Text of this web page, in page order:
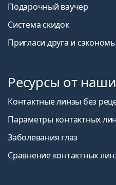
Подарочный ваучер
Система скидок
Пригласи друга и сэкономь
Ресурсы от
Контактные линзы без
Параметры контактных
Заболевания глаз
Сравнение контактных